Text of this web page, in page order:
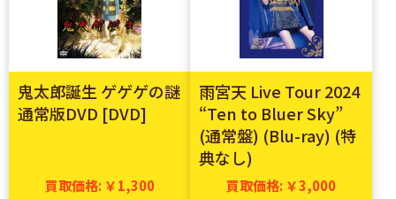
鬼太郎誕生 ゲゲゲの謎
通常版DVD [DVD]
買取価格: ￥1,300
雨宮天 Live Tour 2024
“Ten to Bluer Sky”
(通常盤) (Blu-ray) (特
典なし)
買取価格: ￥3,000